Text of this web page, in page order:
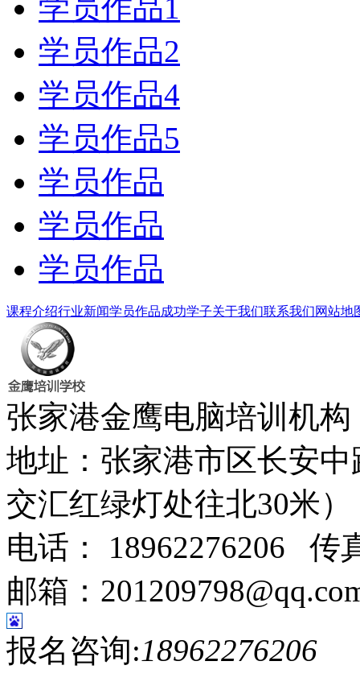
学员作品1
学员作品2
学员作品4
学员作品5
学员作品
学员作品
学员作品
课程介绍行业新闻学员作品成功学子关于我们联系我们网站地
张家港金鹰电脑培训机
地址：张家港市区长安
交汇红绿灯处往北30米
电话： 18962276206 传
邮箱：
报名咨询:18962276206